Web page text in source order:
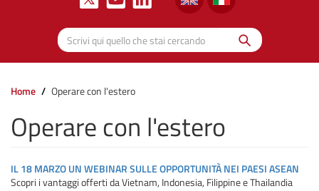
Scrivi qui quello che stai cercando
Cerca
Home Operare con l'estero
Operare con l'estero
IL 18 MARZO UN WEBINAR SULLE OPPORTUNITÀ NEI PAESI ASEAN
Scopri i vantaggi offerti da Vietnam, Indonesia, Filippine e Thailandia